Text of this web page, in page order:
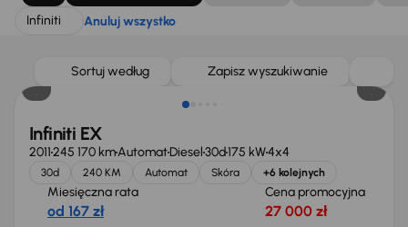
Infiniti
Anuluj wszystko
Sortuj według Zapisz wyszukiwanie
Infiniti EX
2011245 170 kmAutomatDiesel30d175 kW4x4
30d 240 KM Automat Skóra +6 kolejnych
Miesięczna rata
od 167 zł
Cena promocyjna
27 000 zł